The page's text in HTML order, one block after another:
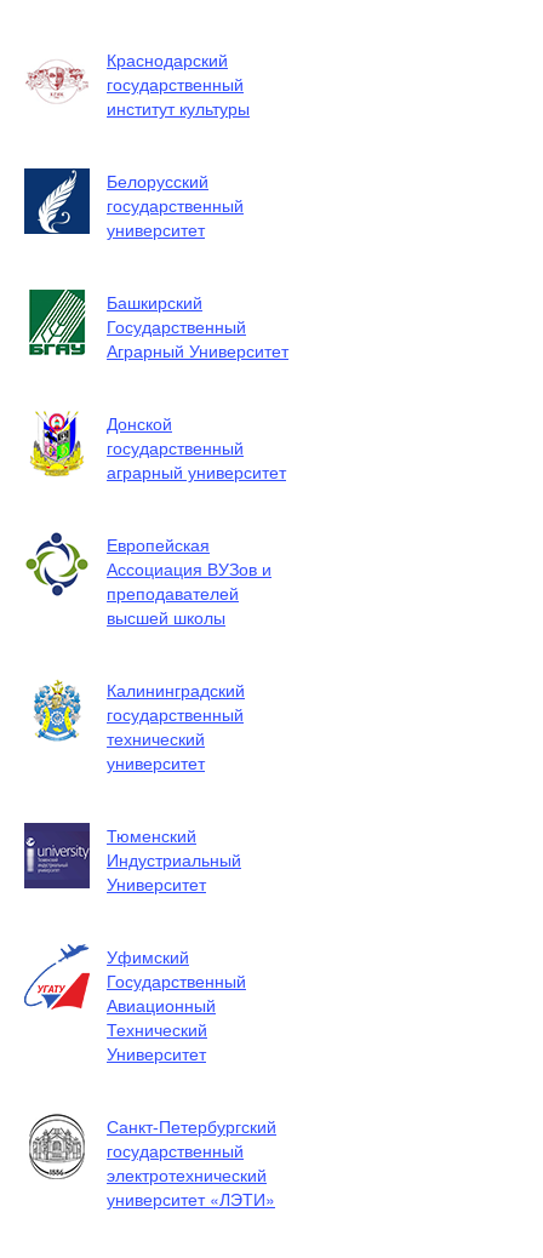
Краснодарский
государственный
институт культуры
Белорусский
государственный
университет
Башкирский
Государственный
Аграрный Университет
Донской
государственный
аграрный университет
Европейская
Ассоциация ВУЗов и
преподавателей
высшей школы
Калининградский
государственный
технический
университет
Тюменский
Индустриальный
Университет
Уфимский
Государственный
Авиационный
Технический
Университет
Санкт-Петербургский
государственный
электротехнический
университет «ЛЭТИ»